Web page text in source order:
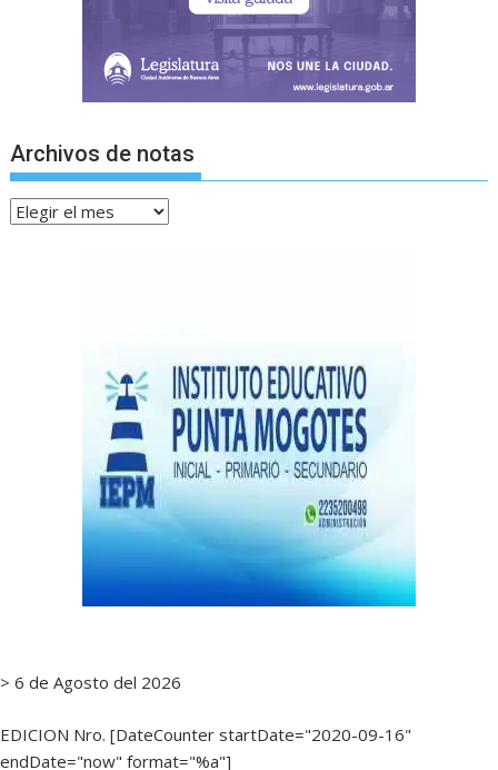
Archivos de notas
Archivos
> 6 de Agosto del 2026
EDICION Nro. [DateCounter startDate="2020-09-16"
endDate="now" format="%a"]